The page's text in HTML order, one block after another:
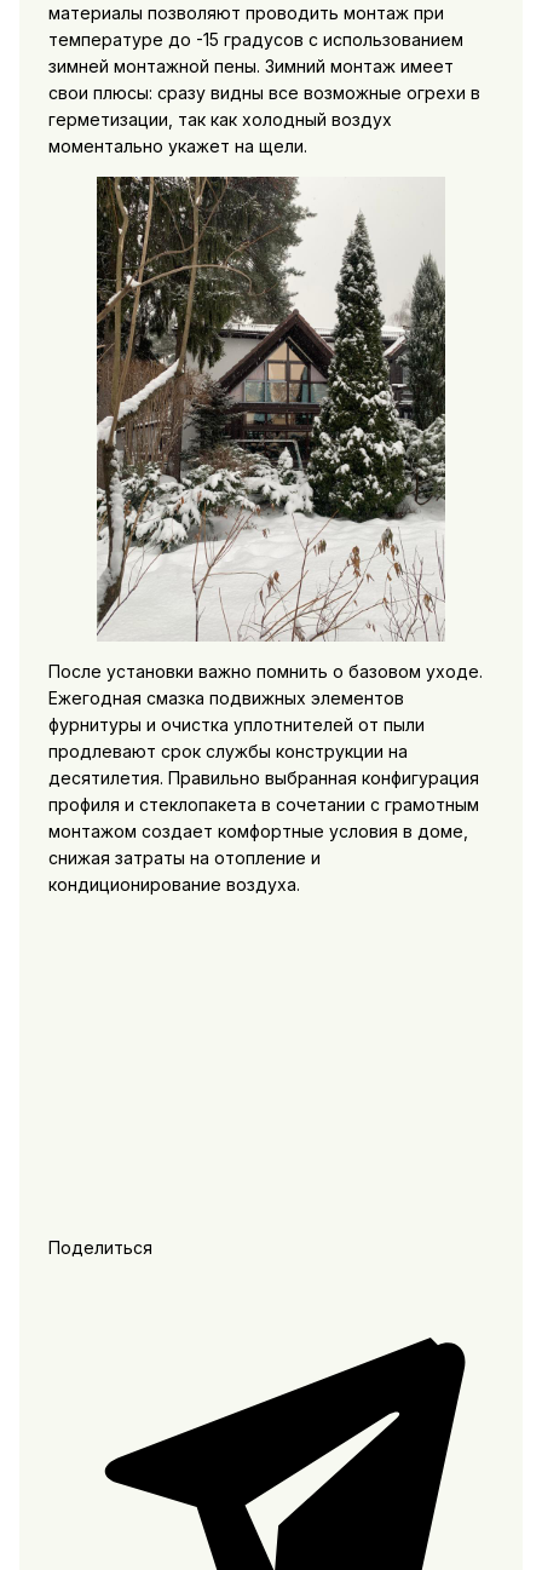
материалы позволяют проводить монтаж при
температуре до -15 градусов с использованием
зимней монтажной пены. Зимний монтаж имеет
свои плюсы: сразу видны все возможные огрехи в
герметизации, так как холодный воздух
моментально укажет на щели.
После установки важно помнить о базовом уходе.
Ежегодная смазка подвижных элементов
фурнитуры и очистка уплотнителей от пыли
продлевают срок службы конструкции на
десятилетия. Правильно выбранная конфигурация
профиля и стеклопакета в сочетании с грамотным
монтажом создает комфортные условия в доме,
снижая затраты на отопление и
кондиционирование воздуха.
Поделиться